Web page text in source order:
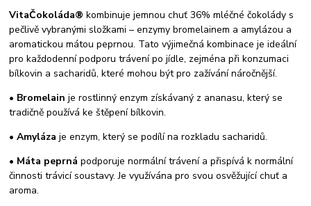
VitaČokoláda® kombinuje jemnou chuť 36% mléčné čokolády s
pečlivě vybranými složkami – enzymy bromelainem a amylázou a
aromatickou mátou peprnou. Tato výjimečná kombinace je ideální
pro každodenní podporu trávení po jídle, zejména při konzumaci
bílkovin a sacharidů, které mohou být pro zažívání náročnější.
• Bromelain je rostlinný enzym získávaný z ananasu, který se
tradičně používá ke štěpení bílkovin.
•Amyláza je enzym, který se podílí na rozkladu sacharidů.
• Máta peprná podporuje normální trávení a přispívá k normální
činnosti trávicí soustavy. Je využívána pro svou osvěžující chuť a
aroma.